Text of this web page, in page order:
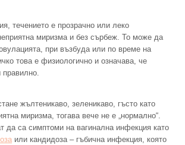
течението е прозрачно или леко
миризма и без сърбеж. То може да
при възбуда или по време на
това е физиологично и означава, че
правилно.
жълтеникаво, зеленикаво, гъсто като
миризма, тогава вече не е „нормално“.
да са симптоми на вагинална инфекция като
или кандидоза – гъбична инфекция, която